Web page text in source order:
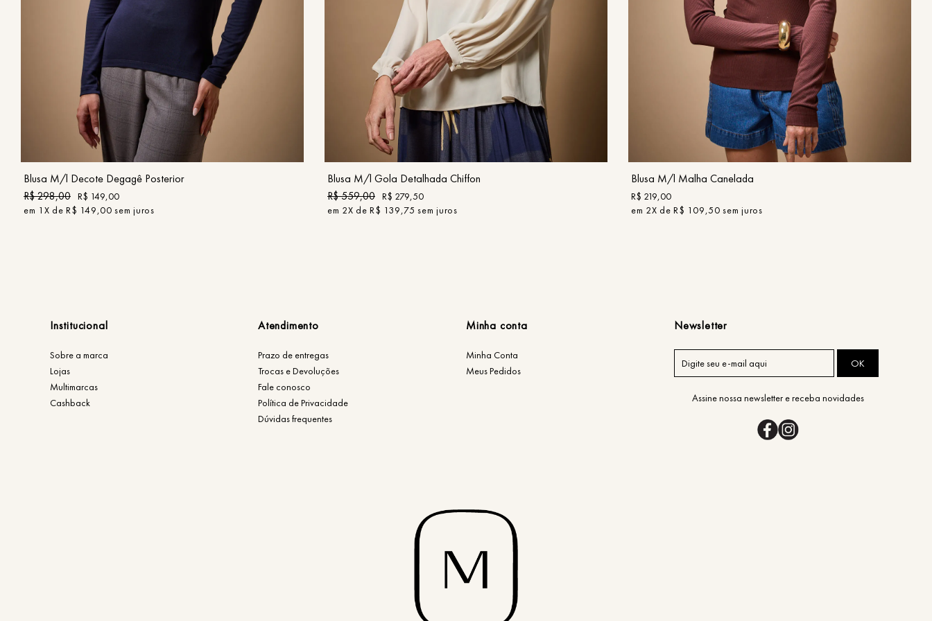
GG
COMPRAR
Blusa M/l Decote Degagê Posterior
R$298,00 R$ 149,00
em 1 X deR$ 149,00 sem juros
P GG
COMPRAR
Blusa M/l Gola Detalhada Chiffon
R$559,00 R$ 279,50
em 2X deR$ 139,75 sem juros
P M GG
COMPRAR
Blusa M/l Malha Canelada
R$ 219,00
em 2X deR$ 109,50 sem juros
Institucional
Sobre a marca
Lojas
Multimarcas
Cashback
Atendimento
Prazo de entregas
Trocas e Devoluções
Fale conosco
Política de Privacidade
Dúvidas frequentes
Minha conta
Minha Conta
Meus Pedidos
Newsletter
OK
Assine nossa newsletter e receba novidades